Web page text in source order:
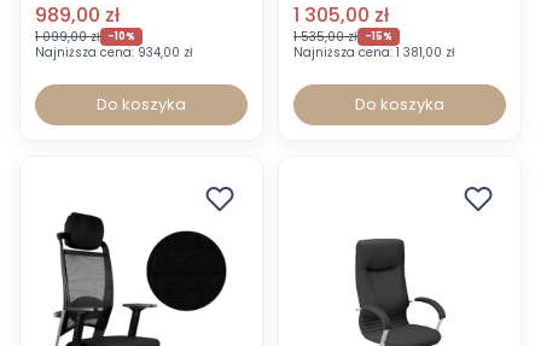
989,00 zł
1 099,00 zł -10%
Najniższa cena: 934,00 zł
Do koszyka
1 305,00 zł
1 535,00 zł -15%
Najniższa cena: 1 381,00 zł
Do koszyka